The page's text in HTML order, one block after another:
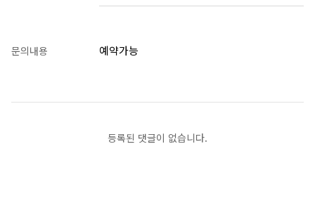
문의내용 예약가능
등록된 댓글이 없습니다.